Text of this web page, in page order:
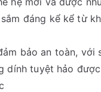
đáng kể kể từ
bảo an toàn, với
dính tuyệt hảo